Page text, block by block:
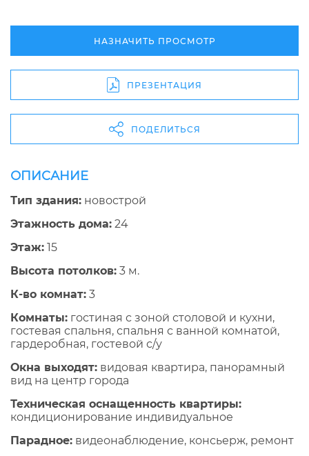
НАЗНАЧИТЬ ПРОСМОТР
ПРЕЗЕНТАЦИЯ
ПОДЕЛИТЬСЯ
ОПИСАНИЕ
Тип здания: новострой
Этажность дома: 24
Этаж: 15
Высота потолков: 3 м.
К-во комнат: 3
Комнаты: гостиная с зоной столовой и кухни,
гостевая спальня, спальня с ванной комнатой,
гардеробная, гостевой с/у
Окна выходят: видовая квартира, панорамный
вид на центр города
Техническая оснащенность квартиры:
кондиционирование индивидуальное
Парадное: видеонаблюдение, консьерж, ремонт